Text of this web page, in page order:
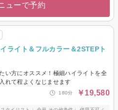
ューで予約
ライト＆フルカラー＆2STEPト
い方にオススメ！極細ハイライトを全
れて程よくなじませます
180分 ￥19,580